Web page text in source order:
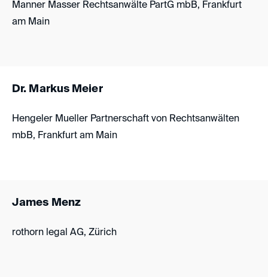
Manner Masser Rechtsanwälte PartG mbB, Frankfurt
am Main
Dr. Markus Meier
Hengeler Mueller Partnerschaft von Rechtsanwälten
mbB, Frankfurt am Main
James Menz
rothorn legal AG, Zürich